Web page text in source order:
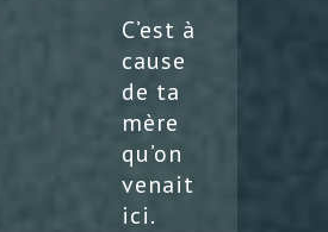
C’est à
cause
de ta
mère
qu’on
venait
ici.